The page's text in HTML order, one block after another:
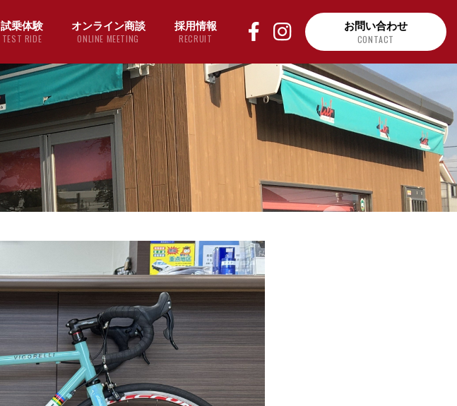
試乗体験
TEST RIDE
オンライン商談
ONLINE MEETING
採用情報
RECRUIT
お問い合わせ
CONTACT